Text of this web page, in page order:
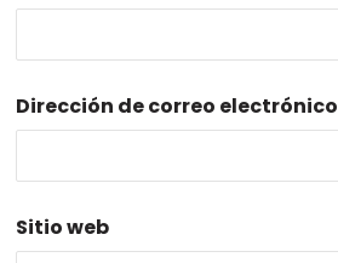
Dirección de correo electrónico
Sitio web